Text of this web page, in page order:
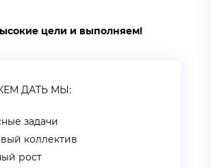
цели и выполняем!
ДАТЬ МЫ:
задачи
коллектив
рост
пожеланий